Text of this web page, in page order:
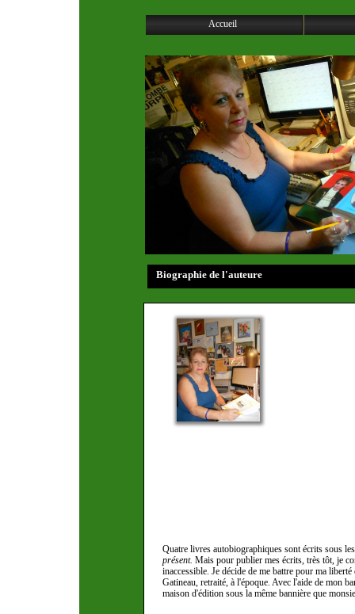
Biographie de l'auteure
Quatre livres autobiographiques sont écrits sous
présent. Mais pour publier mes écrits, très tôt, je
inaccessible. Je décide de me battre pour ma
Gatineau, retraité, à l'époque. Avec l'aide de mon
maison d'édition sous la même bannière que
Accueil